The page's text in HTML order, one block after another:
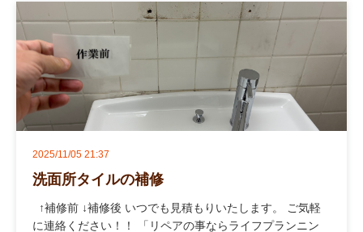
2025/11/05 21:37
洗面所タイルの補修
↑補修前 ↓補修後 いつでも見積もりいたします。 ご気軽
に連絡ください！！ 「リペアの事ならライフプランニン